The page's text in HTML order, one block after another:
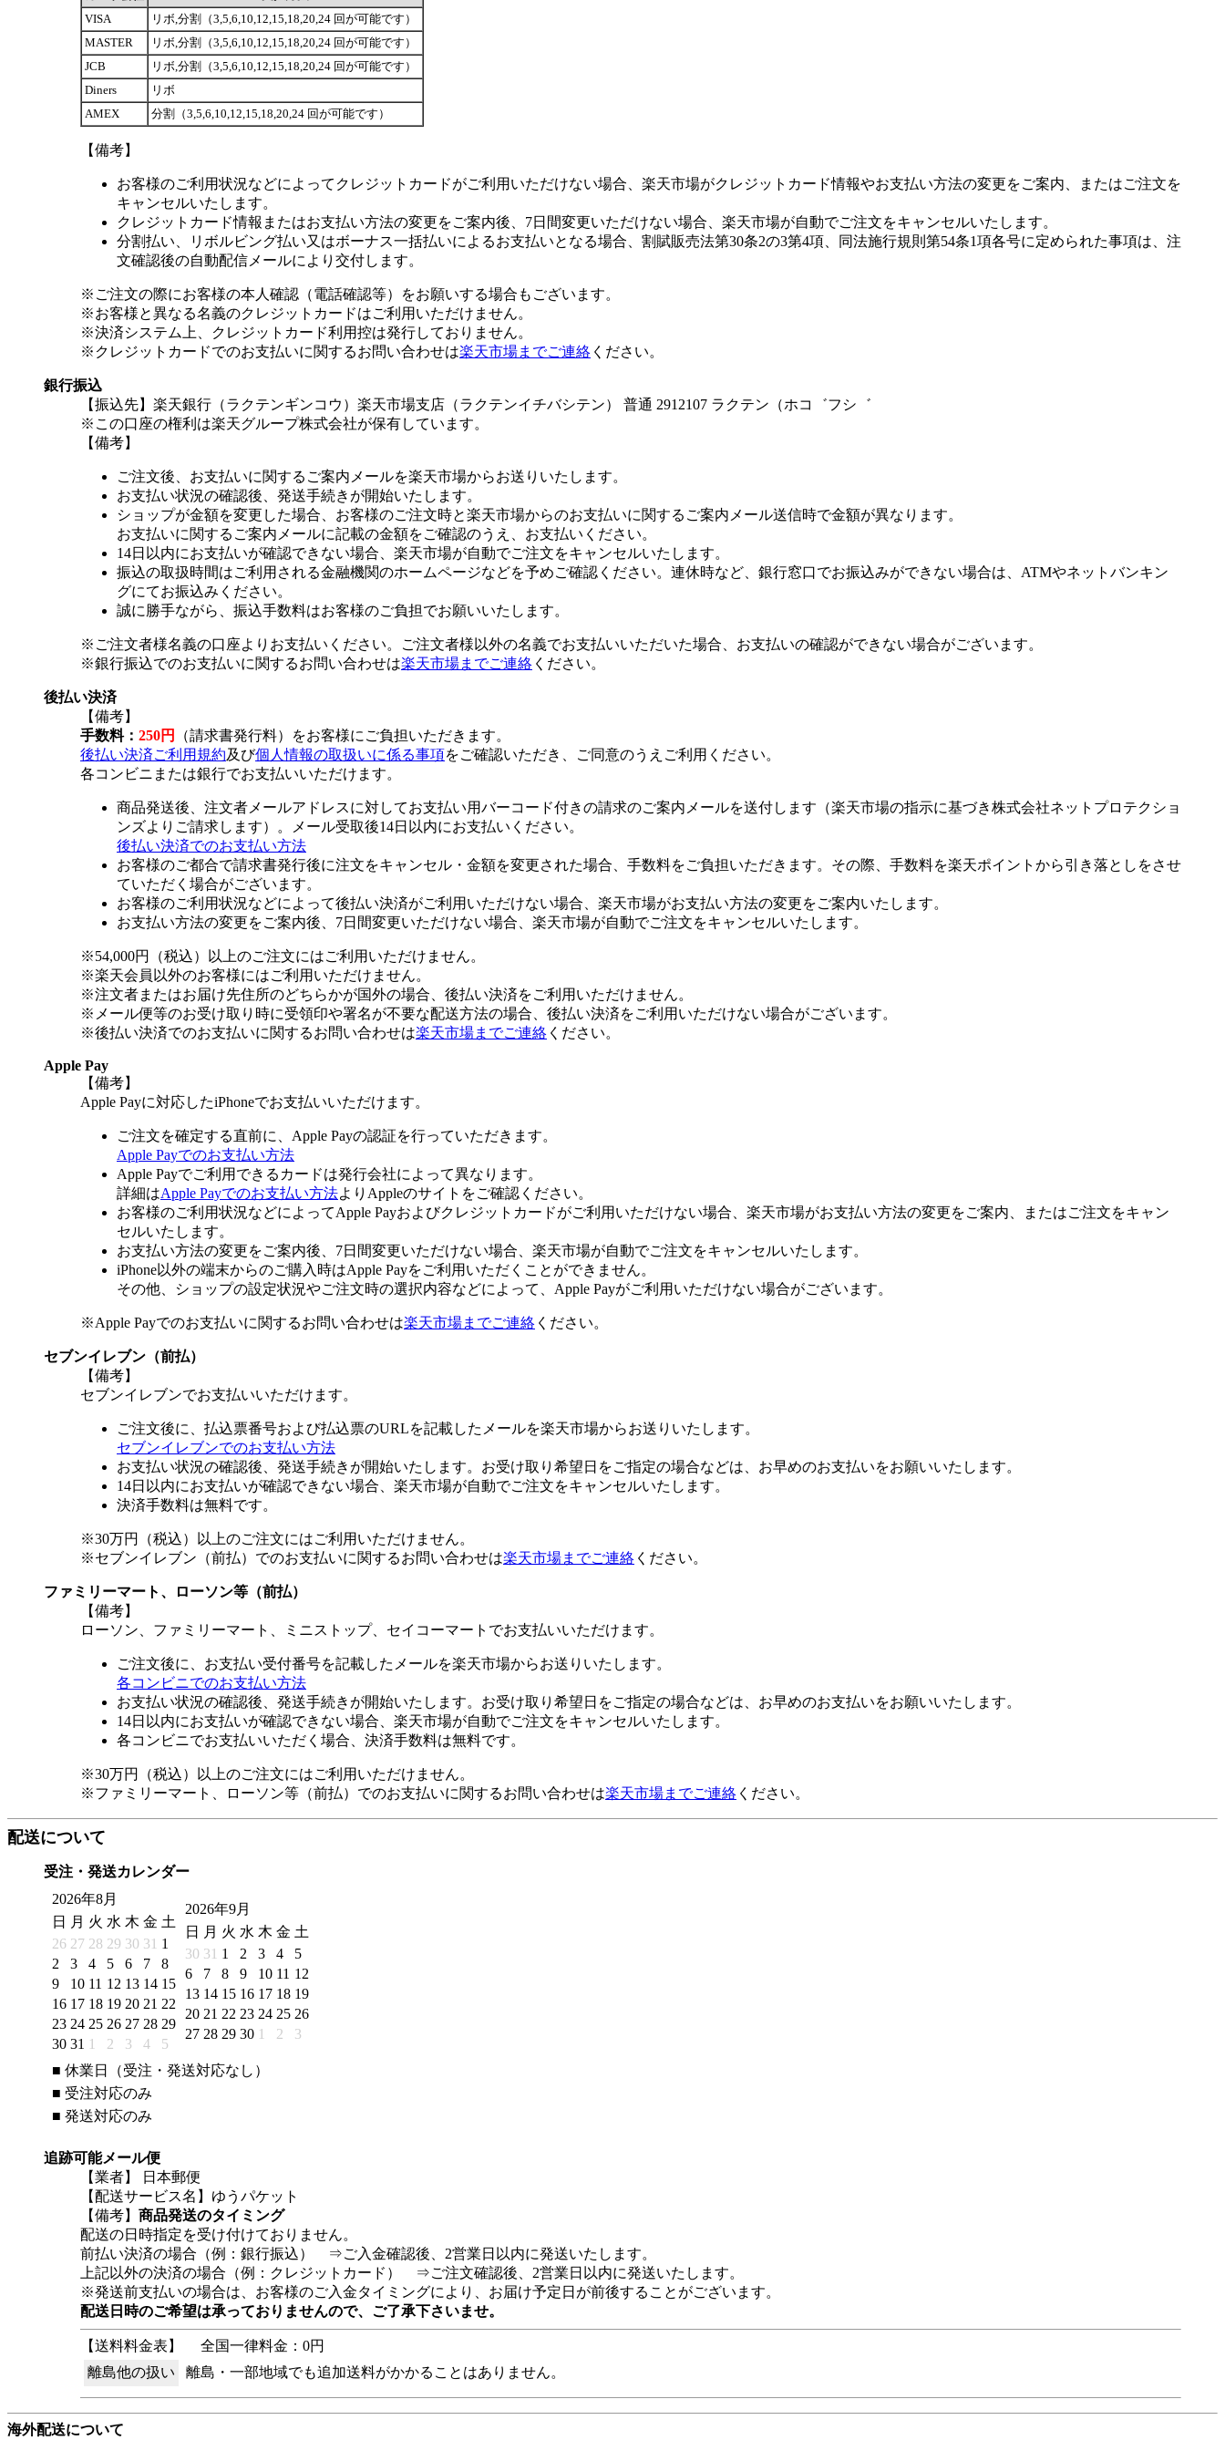
VISA
リボ,分割（3,5,6,10,12,15,18,20,24 回が可能です）
MASTER
リボ,分割（3,5,6,10,12,15,18,20,24 回が可能です）
JCB
リボ,分割（3,5,6,10,12,15,18,20,24 回が可能です）
Diners
リボ
AMEX
分割（3,5,6,10,12,15,18,20,24 回が可能です）
【備考】
お客様のご利用状況などによってクレジットカードがご利用いただけない場合、楽天市場がクレジットカード情報やお支払い方法の変更をご案内、またはご注文を
キャンセルいたします。
クレジットカード情報またはお支払い方法の変更をご案内後、7日間変更いただけない場合、楽天市場が自動でご注文をキャンセルいたします。
分割払い、リボルビング払い又はボーナス一括払いによるお支払いとなる場合、割賦販売法第30条2の3第4項、同法施行規則第54条1項各号に定められた事項は、注
文確認後の自動配信メールにより交付します。
※ご注文の際にお客様の本人確認（電話確認等）をお願いする場合もございます。
※お客様と異なる名義のクレジットカードはご利用いただけません。
※決済システム上、クレジットカード利用控は発行しておりません。
※クレジットカードでのお支払いに関するお問い合わせは楽天市場までご連絡 ください。
銀行振込
【振込先】楽天銀行（ラクテンギンコウ）楽天市場支店（ラクテンイチバシテン） 普通 2912107 ラクテン（ホコ゛フシ゛
※この口座の権利は楽天グループ株式会社が保有しています。
【備考】
ご注文後、お支払いに関するご案内メールを楽天市場からお送りいたします。
お支払い状況の確認後、発送手続きが開始いたします。
ショップが金額を変更した場合、お客様のご注文時と楽天市場からのお支払いに関するご案内メール送信時で金額が異なります。
お支払いに関するご案内メールに記載の金額をご確認のうえ、お支払いください。
14日以内にお支払いが確認できない場合、楽天市場が自動でご注文をキャンセルいたします。
振込の取扱時間はご利用される金融機関のホームページなどを予めご確認ください。連休時など、銀行窓口でお振込みができない場合は、ATMやネットバンキン
グにてお振込みください。
誠に勝手ながら、振込手数料はお客様のご負担でお願いいたします。
※ご注文者様名義の口座よりお支払いください。ご注文者様以外の名義でお支払いいただいた場合、お支払いの確認ができない場合がございます。
※銀行振込でのお支払いに関するお問い合わせは楽天市場までご連絡 ください。
後払い決済
【備考】
手数料： 250円
（請求書発行料）をお客様にご負担いただきます。
後払い決済ご利用規約及び個人情報の取扱いに係る事項をご確認いただき、ご同意のうえご利用ください。
各コンビニまたは銀行でお支払いいただけます。
商品発送後、注文者メールアドレスに対してお支払い用バーコード付きの請求のご案内メールを送付します（楽天市場の指示に基づき株式会社ネットプロテクショ
ンズよりご請求します）。メール受取後14日以内にお支払いください。
後払い決済でのお支払い方法
お客様のご都合で請求書発行後に注文をキャンセル・金額を変更された場合、手数料をご負担いただきます。その際、手数料を楽天ポイントから引き落としをさせ
ていただく場合がございます。
お客様のご利用状況などによって後払い決済がご利用いただけない場合、楽天市場がお支払い方法の変更をご案内いたします。
お支払い方法の変更をご案内後、7日間変更いただけない場合、楽天市場が自動でご注文をキャンセルいたします。
※54,000円（税込）以上のご注文にはご利用いただけません。
※楽天会員以外のお客様にはご利用いただけません。
※注文者またはお届け先住所のどちらかが国外の場合、後払い決済をご利用いただけません。
※メール便等のお受け取り時に受領印や署名が不要な配送方法の場合、後払い決済をご利用いただけない場合がございます。
※後払い決済でのお支払いに関するお問い合わせは楽天市場までご連絡 ください。
Apple Pay
【備考】
Apple Payに対応したiPhoneでお支払いいただけます。
ご注文を確定する直前に、Apple Payの認証を行っていただきます。
Apple Payでのお支払い方法
Apple Payでご利用できるカードは発行会社によって異なります。
詳細はApple Payでのお支払い方法よりAppleのサイトをご確認ください。
お客様のご利用状況などによってApple Payおよびクレジットカードがご利用いただけない場合、楽天市場がお支払い方法の変更をご案内、またはご注文をキャン
セルいたします。
お支払い方法の変更をご案内後、7日間変更いただけない場合、楽天市場が自動でご注文をキャンセルいたします。
iPhone以外の端末からのご購入時はApple Payをご利用いただくことができません。
その他、ショップの設定状況やご注文時の選択内容などによって、Apple Payがご利用いただけない場合がございます。
※Apple Payでのお支払いに関するお問い合わせは楽天市場までご連絡 ください。
セブンイレブン（前払）
【備考】
セブンイレブンでお支払いいただけます。
ご注文後に、払込票番号および払込票のURLを記載したメールを楽天市場からお送りいたします。
セブンイレブンでのお支払い方法
お支払い状況の確認後、発送手続きが開始いたします。お受け取り希望日をご指定の場合などは、お早めのお支払いをお願いいたします。
14日以内にお支払いが確認できない場合、楽天市場が自動でご注文をキャンセルいたします。
決済手数料は無料です。
※30万円（税込）以上のご注文にはご利用いただけません。
※セブンイレブン（前払）でのお支払いに関するお問い合わせは楽天市場までご連絡 ください。
ファミリーマート、ローソン等（前払）
【備考】
ローソン、ファミリーマート、ミニストップ、セイコーマートでお支払いいただけます。
ご注文後に、お支払い受付番号を記載したメールを楽天市場からお送りいたします。
各コンビニでのお支払い方法
お支払い状況の確認後、発送手続きが開始いたします。お受け取り希望日をご指定の場合などは、お早めのお支払いをお願いいたします。
14日以内にお支払いが確認できない場合、楽天市場が自動でご注文をキャンセルいたします。
各コンビニでお支払いいただく場合、決済手数料は無料です。
※30万円（税込）以上のご注文にはご利用いただけません。
※ファミリーマート、ローソン等（前払）でのお支払いに関するお問い合わせは楽天市場までご連絡 ください。
配送について
受注・発送カレンダー
2026年8月
日
月 火 水 木 金 土
26 27 28 29 30 31 1
2
3 4 5 6 7
8
9
10 11 12 13 14 15
16 17 18 19 20 21 22
23 24 25 26 27 28 29
30 31 1 2 3 4 5
2026年9月
日
月 火 水 木 金 土
30 31 1 2 3 4
5
6
7 8 9 10 11 12
13 14 15 16 17 18 19
20 21 22 23 24 25 26
27 28 29 30 1 2 3
■ 休業日（受注・発送対応なし）
■ 受注対応のみ
■ 発送対応のみ
追跡可能メール便
【業者】 日本郵便
【配送サービス名】ゆうパケット
【備考】 商品発送のタイミング
配送の日時指定を受け付けておりません。
前払い決済の場合（例：銀行振込） ⇒ご入金確認後、2営業日以内に発送いたします。
上記以外の決済の場合（例：クレジットカード） ⇒ご注文確認後、2営業日以内に発送いたします。
※発送前支払いの場合は、お客様のご入金タイミングにより、お届け予定日が前後することがございます。
配送日時のご希望は承っておりませんので、ご了承下さいませ。
【送料料金表】
全国一律料金：0円
離島他の扱い
離島・一部地域でも追加送料がかかることはありません。
海外配送について